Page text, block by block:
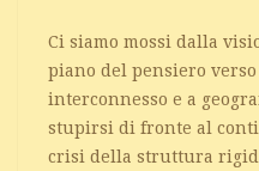
Ci siamo mossi dalla
piano del pensiero
interconnesso e a
stupirsi di fronte al
crisi della struttura